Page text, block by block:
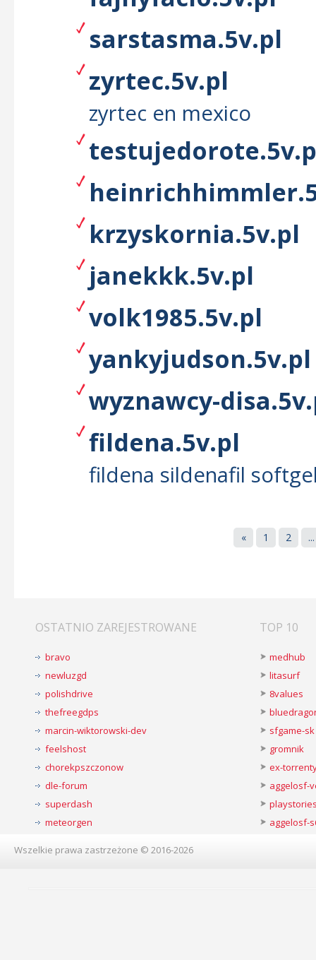
sarstasma.5v.pl
zyrtec.5v.pl
zyrtec en mexico
krzyskornia.5v.pl
janekkk.5v.pl
volk1985.5v.pl
yankyjudson.5v.pl
wyznawcy-
fildena.5v.pl
fildena sildenafil
« 1 2 ...
OSTATNIO ZAREJESTROWANE
bravo
newluzgd
polishdrive
thefreegdps
marcin-wiktorowski-dev
feelshost
chorekpszczonow
dle-forum
superdash
meteorgen
TOP 10
medhub
litasurf
8values
sfgame-sk
gromnik
ex-
aggelosf-
aggelosf-
Wszelkie prawa zastrzeżone © 2016-2026